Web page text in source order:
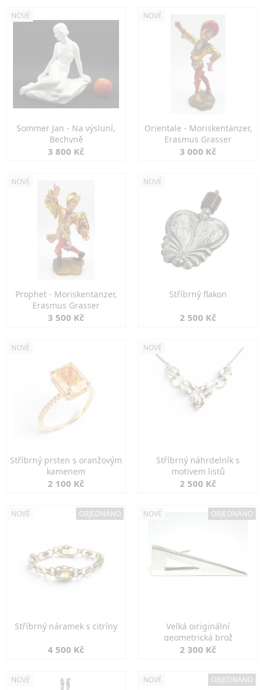
NOVÉ
Sommer Jan - Na výsluní,
Bechyně
3 800 Kč
NOVÉ
Orientale - Moriskentänzer,
Erasmus Grasser
3 000 Kč
NOVÉ
Prophet - Moriskentänzer,
Erasmus Grasser
3 500 Kč
NOVÉ
Stříbrný flakon
2 500 Kč
NOVÉ
Stříbrný prsten s oranžovým
kamenem
2 100 Kč
NOVÉ
Stříbrný náhrdelník s
motivem listů
2 500 Kč
NOVÉ OBJEDNÁNO
Stříbrný náramek s citríny
4 500 Kč
NOVÉ OBJEDNÁNO
Velká oiriginální
geometrická brož
2 300 Kč
NOVÉ NOVÉ OBJEDNÁNO